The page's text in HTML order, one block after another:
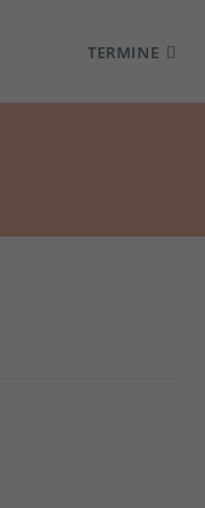
TERMINE